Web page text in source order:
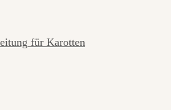
für Karotten